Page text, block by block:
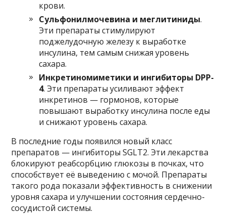
крови.
Сульфонилмочевина и меглитиниды.
Эти препараты стимулируют
поджелудочную железу к выработке
инсулина, тем самым снижая уровень
сахара.
Инкретиномиметики и ингибиторы DPP-
4. Эти препараты усиливают эффект
инкретинов — гормонов, которые
повышают выработку инсулина после еды
и снижают уровень сахара.
В последние годы появился новый класс
препаратов — ингибиторы SGLT2. Эти лекарства
блокируют реабсорбцию глюкозы в почках, что
способствует её выведению с мочой. Препараты
такого рода показали эффективность в снижении
уровня сахара и улучшении состояния сердечно-
сосудистой системы.